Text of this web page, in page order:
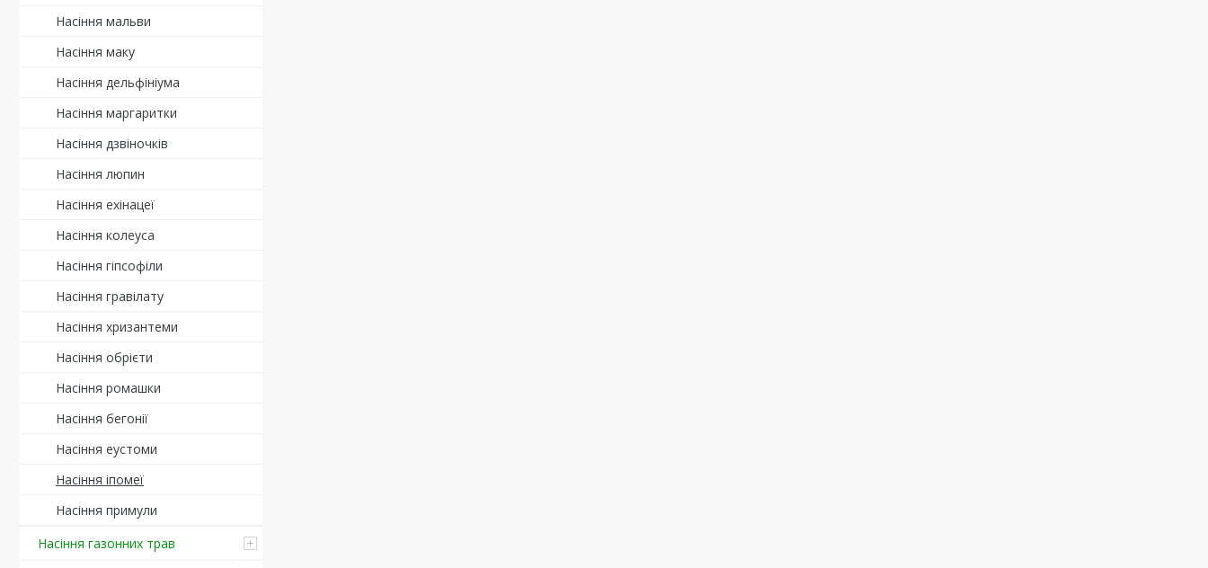
Насіння мальви
Насіння маку
Насіння дельфініума
Насіння маргаритки
Насіння дзвіночків
Насіння люпин
Насіння ехінацеї
Насіння колеуса
Насіння гіпсофіли
Насіння гравілату
Насіння хризантеми
Насіння обрієти
Насіння ромашки
Насіння бегонії
Насіння еустоми
Насіння іпомеї
Насіння примули
Насіння газонних трав